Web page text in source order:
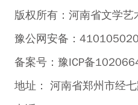
版权所有：河南省文学艺
豫公网安备：
备案号：豫ICP备
地址： 河南省郑州市经